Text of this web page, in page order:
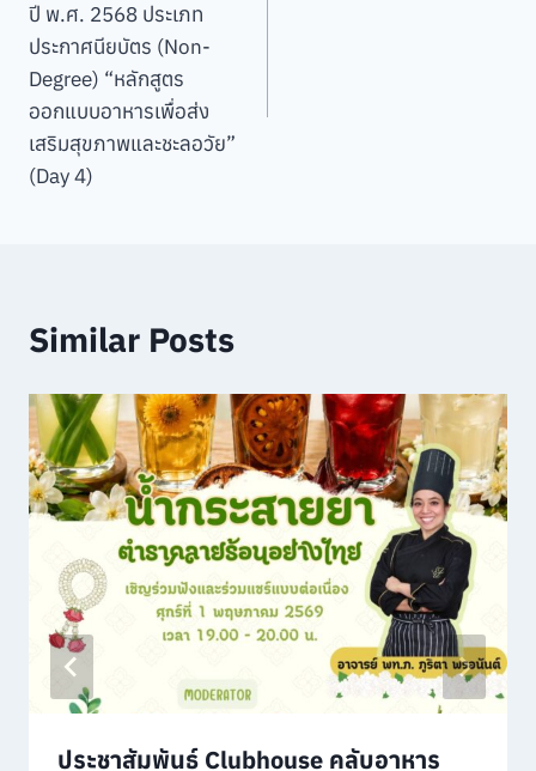
ปี พ.ศ. 2568 ประเภท
ประกาศนียบัตร (Non-
Degree) “หลักสูตร
ออกแบบอาหารเพื่อส่ง
เสริมสุขภาพและชะลอวัย”
(Day 4)
Similar Posts
ประชาสัมพันธ์ Clubhouse คลับอาหาร